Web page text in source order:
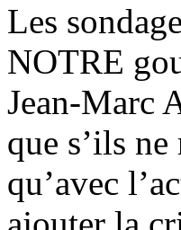
Les
NOTRE
Jean-Marc
que s’ils
qu’avec